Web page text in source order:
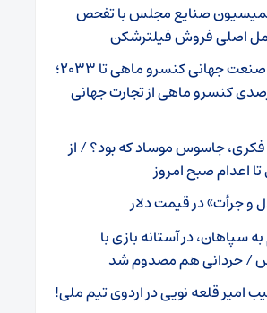
صنایع مجلس با تفحص
اصلی فروش فیلترشکن
نگاهی به صنعت جهانی کنسرو ماهی تا ۲۰۳۳؛
۱۰درصدی کنسرو ماهی از تجارت جهانی
جاسوس موساد که بود؟ / از
اعدام صبح امروز
و جرأت» در قیمت دلار
سپاهان، در آستانه بازی با
/ حردانی هم مصدوم شد
امیر قلعه نویی در اردوی تیم ملی!